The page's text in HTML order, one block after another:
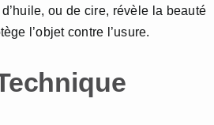
ou de cire, révèle la beauté
l’objet contre l’usure.